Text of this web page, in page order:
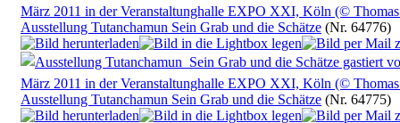
Ausstellung Tutanchamun Sein Grab und die Schätze (Nr. 64776)
Ausstellung Tutanchamun Sein Grab und die Schätze (Nr. 64775)